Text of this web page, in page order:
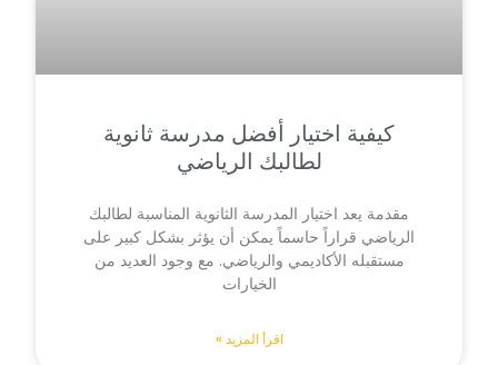
كيفية اختيار أفضل مدرسة ثانوية
لطالبك الرياضي
مقدمة يعد اختيار المدرسة الثانوية المناسبة لطالبك
الرياضي قراراً حاسماً يمكن أن يؤثر بشكل كبير على
مستقبله الأكاديمي والرياضي. مع وجود العديد من
الخيارات
اقرأ المزيد »